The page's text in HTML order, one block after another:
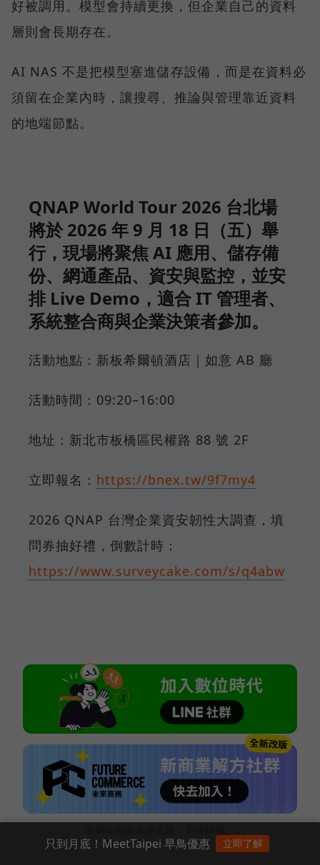
好被調用。模型會持續更換，但企業自己的資料
層則會長期存在。
AI NAS 不是把模型塞進儲存設備，而是在資料必
須留在企業內時，讓搜尋、推論與管理靠近資料
的地端節點。
QNAP World Tour 2026 台北場
將於 2026 年 9 月 18 日（五）舉
行，現場將聚焦 AI 應用、儲存備
份、網通產品、資安與監控，並安
排 Live Demo，適合 IT 管理者、
系統整合商與企業決策者參加。
活動地點：新板希爾頓酒店｜如意 AB 廳
活動時間：09:20–16:00
地址：新北市板橋區民權路 88 號 2F
立即報名： https://bnex.tw/9f7my4
2026 QNAP 台灣企業資安韌性大調查，填
問券抽好禮，倒數計時：
https://www.surveycake.com/s/q4abw
只到月底！MeetTaipei 早鳥優惠 立即了解